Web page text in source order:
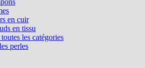
en cuir
en tissu
les catégories
perles